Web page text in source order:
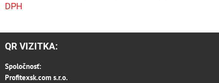
DPH
QR VIZITKA:
Spoločnosť:
Profitexsk.com s.r.o.